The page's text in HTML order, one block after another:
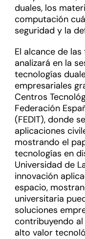
duales, los
computación
seguridad y la
El alcance de
analizará en la
tecnologías
empresariales
Centros
Federación
(FEDIT), donde
aplicaciones
mostrando el
tecnologías en
Universidad de
innovación
espacio,
universitaria
soluciones
contribuyendo
alto valor